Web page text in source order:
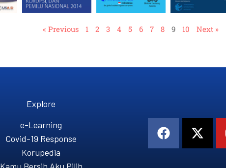
« Previous 1 2 3 4 5 6 7 8 9 10 Next »
Explore
e-Learning
Covid-19 Response
Korupedia
Kamu Bersih Aku Pilih